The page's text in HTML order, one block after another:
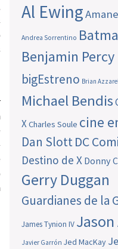
Al Ewing
Andrea Sorrentino
Benjamin Percy
bigEstreno Brian
Michael Bendis
XCharles Soule cine
Dan SlottDC
Destino de X Donny
Gerry Duggan
Guardianes de la
James Tynion IV
Javier Garrón Jed MacKay